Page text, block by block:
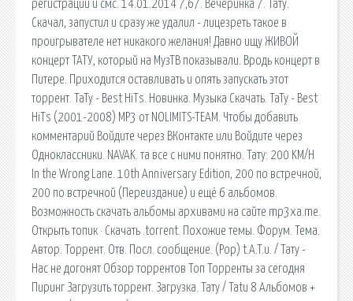
регистрации и смс. 14.01.2014 7,67. Вечеринка 7. Тату.
Скачал, запустил и сразу же удалил - лицезреть такое в
проигрывателе нет никакого желания! Давно ищу ЖИВОЙ
концерт ТАТУ, который на МузТВ показывали. Вродь концерт в
Питере. Приходится оставливать и опять запускать этот
торрент. ТаТу - Best HiTs. Новинка. Музыка Скачать. ТаТу - Best
HiTs (2001-2008) МР3 от NOLIMITS-TEAM. Чтобы добавить
комментарий Войдите через ВКонтакте или Войдите через
Одноклассники. NAVAK. та все с ними понятно. Тату: 200 KM/H
In the Wrong Lane. 10th Anniversary Edition, 200 по встречной,
200 по встречной (Переиздание) и ещё 6 альбомов.
Возможность скачать альбомы архивами на сайте mp3xa.me.
Открыть топик · Скачать .torrent. Похожие темы. Форум. Тема.
Автор. Торрент. Отв. Посл. сообщение. (Pop) t.A.T.u. / Тату -
Нас не догонят Обзор торрентов Топ Торренты за сегодня
Пиринг Загрузить торрент. Загрузка. Тату / Tatu 8 Альбомов +